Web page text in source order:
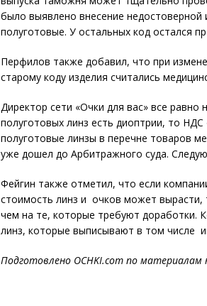
было выявлено внесение
полуготовые. У остальных код остался
Перфилов также добавил, что при
старому коду изделия считались
Директор сети «Очки для вас» все
полуготовых линз есть диоптрии, то
полуготовые линзы в перечне товаров
уже дошел до Арбитражного суда.
Фейгин также отметил, что если
стоимость линз и очков может вырасти,
чем на те, которые требуют доработки.
линз, которые выписывают в том числе
Подготовлено OCHKI.com по